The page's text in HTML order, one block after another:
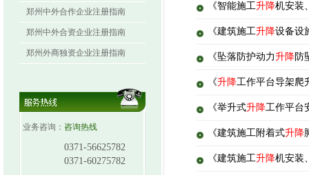
郑州中外合作企业注册指南
郑州中外合资企业注册指南
郑州外商独资企业注册指南
业务咨询： 咨询热线
0371-56625782
0371-60275782
《智能施工升降机安装
《建筑施工升降设备设
《坠落防护动力升降防
《升降工作平台导架爬
《举升式升降工作平台
《建筑施工附着式升降
《建筑施工升降机安装